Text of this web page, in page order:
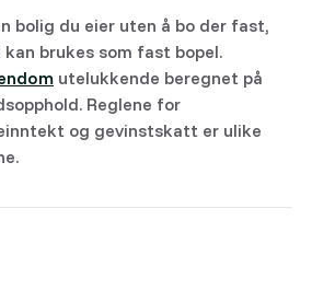
bolig du eier uten å bo der fast,
brukes som fast bopel.
utelukkende beregnet på
Reglene for
og gevinstskatt er ulike